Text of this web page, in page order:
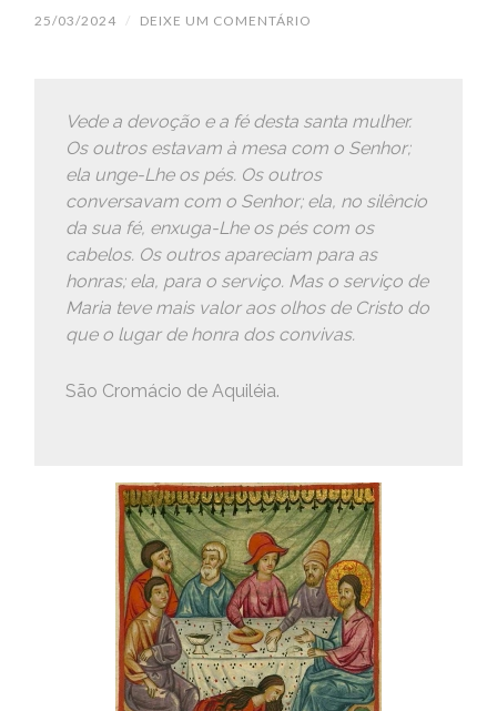
25/03/2024 / DEIXE UM COMENTÁRIO
Vede a devoção e a fé desta santa mulher.
Os outros estavam à mesa com o Senhor;
ela unge-Lhe os pés. Os outros
conversavam com o Senhor; ela, no silêncio
da sua fé, enxuga-Lhe os pés com os
cabelos. Os outros apareciam para as
honras; ela, para o serviço. Mas o serviço de
Maria teve mais valor aos olhos de Cristo do
que o lugar de honra dos convivas.
São Cromácio de Aquiléia.